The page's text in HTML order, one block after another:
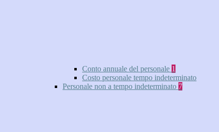
Conto annuale del personale 1
Costo personale tempo indeterminato
Personale non a tempo indeterminato 7